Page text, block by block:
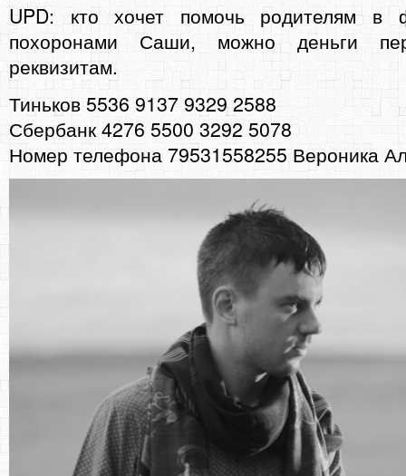
UPD: кто хочет помочь родителям в
похоронами Саши, можно деньги
реквизитам.
Тиньков 5536 9137 9329 2588
Сбербанк 4276 5500 3292 5078
Номер телефона 79531558255 Вероника